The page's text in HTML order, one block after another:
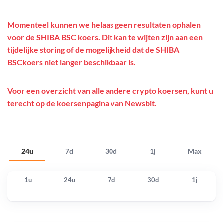
24u 7d 30d 1j Max
Momenteel kunnen we helaas geen resultaten ophalen
voor de SHIBA BSC koers. Dit kan te wijten zijn aan een
tijdelijke storing of de mogelijkheid dat de SHIBA
BSCkoers niet langer beschikbaar is.
Voor een overzicht van alle andere crypto koersen, kunt u
terecht op de koersenpaginavan Newsbit.
1u 24u 7d 30d 1j